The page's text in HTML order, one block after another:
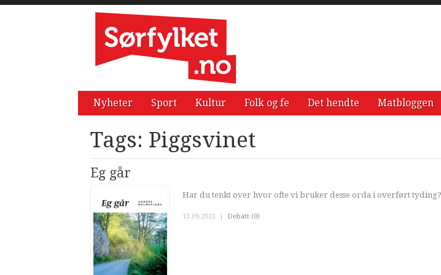
Nyheter Sport Kultur Folk og fe Det hendte Matbloggen
Tags: Piggsvinet
Eg går
Har du tenkt over hvor ofte vi bruker desse orda i overført tyding?
13.09.2021 | Debatt (0)